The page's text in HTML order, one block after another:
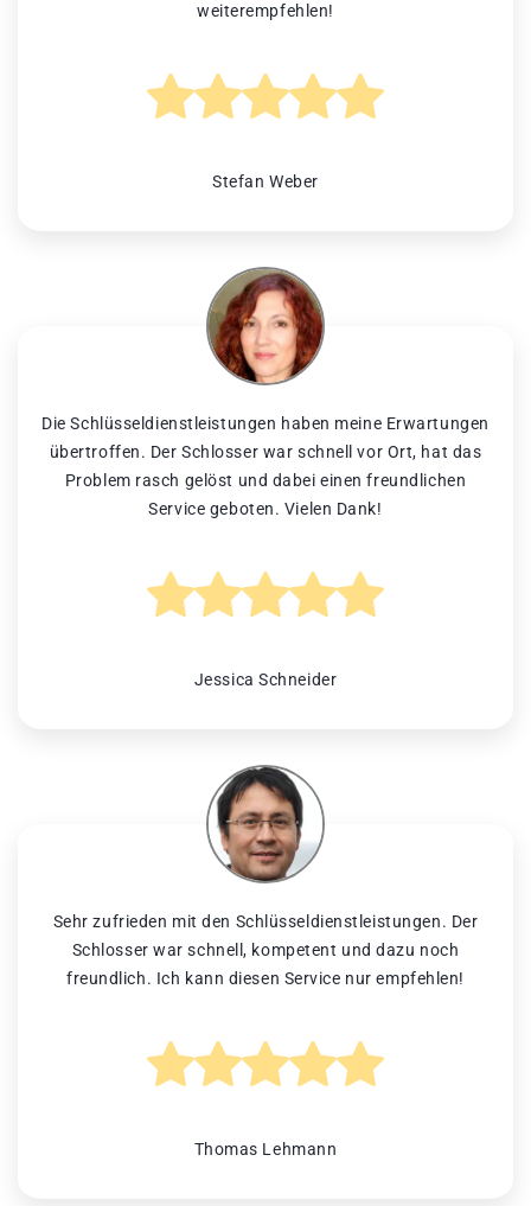
weiterempfehlen!
Stefan Weber
Die Schlüsseldienstleistungen haben meine Erwartungen
übertroffen. Der Schlosser war schnell vor Ort, hat das
Problem rasch gelöst und dabei einen freundlichen
Service geboten. Vielen Dank!
Jessica Schneider
Sehr zufrieden mit den Schlüsseldienstleistungen. Der
Schlosser war schnell, kompetent und dazu noch
freundlich. Ich kann diesen Service nur empfehlen!
Thomas Lehmann